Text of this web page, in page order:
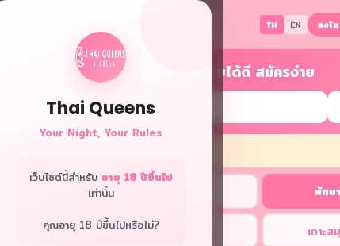
Thai Queens
Your Night, Your Rules
เว็บไซต์นี้สำหรับ อายุ 18 ปีขึ้นไป
เท่านั้น
คุณอายุ 18 ปีขึ้นไปหรือไม่?
TH EN ลงโ
หางานกลางคืน พัทยา รายได้ดี สมัครง่าย
พัทยา
ภูเก็ต เกาะส